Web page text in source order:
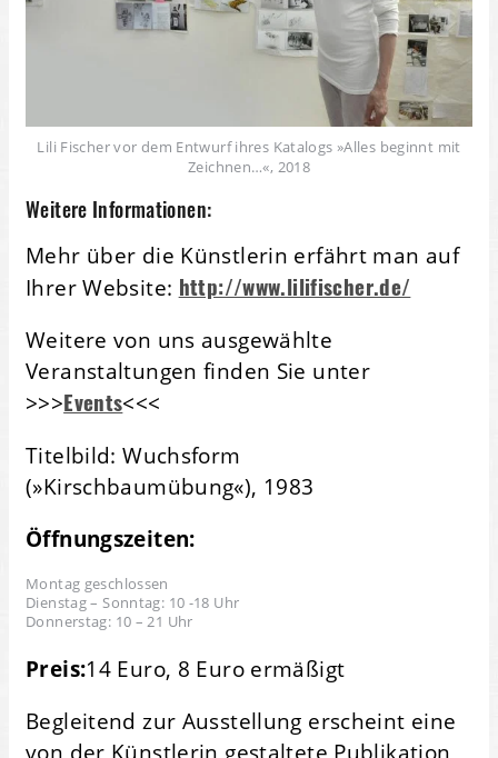
Lili Fischer vor dem Entwurf ihres Katalogs »Alles beginnt mit
Zeichnen…«, 2018
Weitere Informationen:
Mehr über die Künstlerin erfährt man auf
Ihrer Website: http://www.lilifischer.de/
Weitere von uns ausgewählte
Veranstaltungen finden Sie unter
>>>Events<<<
Titelbild: Wuchsform
(»Kirschbaumübung«), 1983
Öffnungszeiten:
Montag geschlossen
Dienstag – Sonntag: 10 -18 Uhr
Donnerstag: 10 – 21 Uhr
Preis:14 Euro, 8 Euro ermäßigt
Begleitend zur Ausstellung erscheint eine
von der Künstlerin gestaltete Publikation,